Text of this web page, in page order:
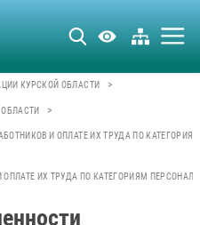
КУРСКОЙ ОБЛАСТИ >
>
И ОПЛАТЕ ИХ ТРУДА ПО
ИХ ТРУДА ПО КАТЕГОРИЯМ